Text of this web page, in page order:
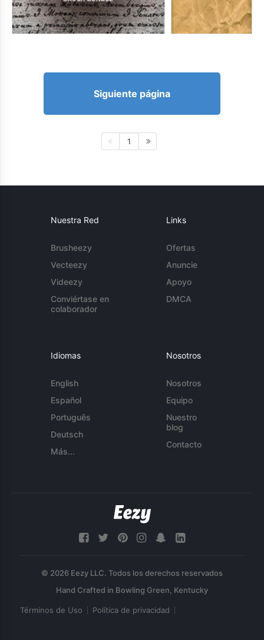
Siguiente página
1
Nuestra Red
Brusheezy
Vecteezy
Videezy
Conviértase en
colaborador
Links
Ofertas
Anuncie
Apoyo
DMCA
Idiomas
English
Español
Português
Deutsch
Más...
Nosotros
Nosotros
Equipo
Nuestro
blog
Contacto
© 2026 Eezy LLC. Todos los derechos reservados
Términos de Uso Política de privacidad